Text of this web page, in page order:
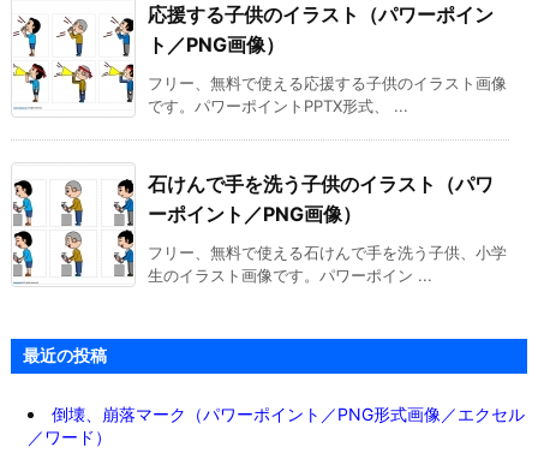
応援する子供のイラスト（パワーポイン
ト／PNG画像）
フリー、無料で使える応援する子供のイラスト画像
です。パワーポイントPPTX形式、 ...
石けんで手を洗う子供のイラスト（パワ
ーポイント／PNG画像）
フリー、無料で使える石けんで手を洗う子供、小学
生のイラスト画像です。パワーポイン ...
最近の投稿
倒壊、崩落マーク（パワーポイント／PNG形式画像／エクセル
／ワード）